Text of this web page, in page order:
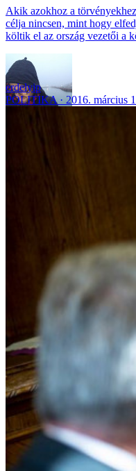
Akik azokhoz a
célja nincsen, mint hogy
költik el az ország vezetői a
erdelyip
POLITIKA
2016. március